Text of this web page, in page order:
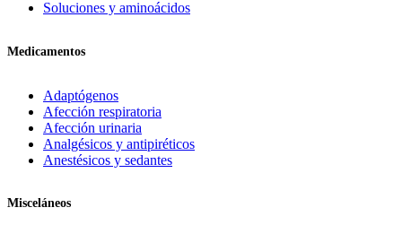
Soluciones y aminoácidos
Medicamentos
Adaptógenos
Afección respiratoria
Afección urinaria
Analgésicos y antipiréticos
Anestésicos y sedantes
Misceláneos